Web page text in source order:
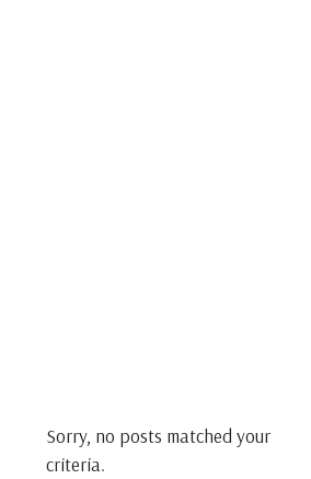
Sorry, no posts matched your
criteria.